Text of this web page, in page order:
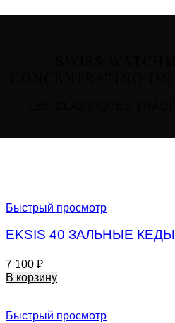
Быстрый просмотр
EKSIS 40 ЗАЛЬНЫЕ
7 100 ₽
В корзину
Быстрый просмотр